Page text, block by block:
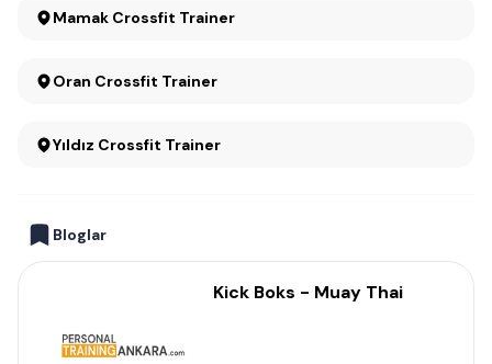
Mamak Crossfit Trainer
Oran Crossfit Trainer
Yıldız Crossfit Trainer
Bloglar
Kick Boks - Muay Thai